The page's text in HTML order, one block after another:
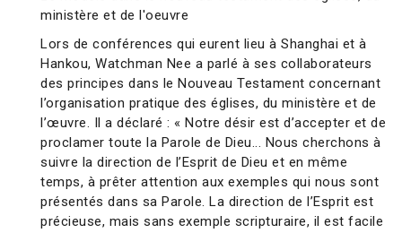
ministère et de l'oeuvre
Lors de conférences qui eurent lieu à Shanghai et à
Hankou, Watchman Nee a parlé à ses collaborateurs
des principes dans le Nouveau Testament concernant
l’organisation pratique des églises, du ministère et de
l’œuvre. Il a déclaré : « Notre désir est d’accepter et de
proclamer toute la Parole de Dieu... Nous cherchons à
suivre la direction de l’Esprit de Dieu et en même
temps, à prêter attention aux exemples qui nous sont
présentés dans sa Parole. La direction de l’Esprit est
précieuse, mais sans exemple scripturaire, il est facile